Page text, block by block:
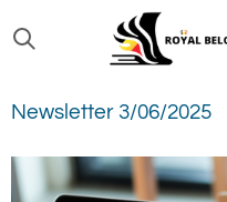
Passer
au
principal
Newsletter 3/06/2025